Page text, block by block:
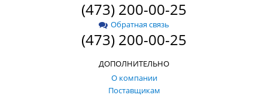
(473) 200-00-25
Обратная связь
(473) 200-00-25
ДОПОЛНИТЕЛЬНО
О компании
Поставщикам